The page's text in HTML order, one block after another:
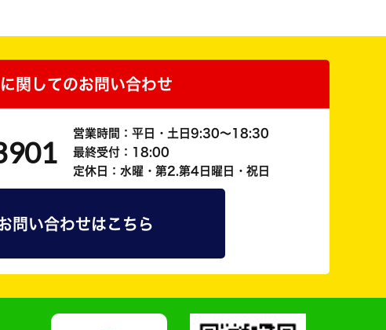
関してのお問い合わせ
営業時間：平日・土日9:30～18:30
最終受付：18:00
定休日：水曜・第2.第4日曜日・祝日
問い合わせはこちら